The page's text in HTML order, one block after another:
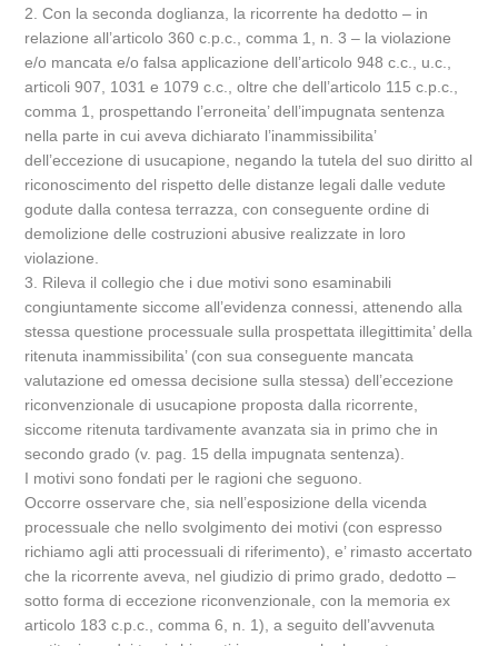
2. Con la seconda doglianza, la ricorrente ha dedotto – in
relazione all’articolo 360 c.p.c., comma 1, n. 3 – la violazione
e/o mancata e/o falsa applicazione dell’articolo 948 c.c., u.c.,
articoli 907, 1031 e 1079 c.c., oltre che dell’articolo 115 c.p.c.,
comma 1, prospettando l’erroneita’ dell’impugnata sentenza
nella parte in cui aveva dichiarato l’inammissibilita’
dell’eccezione di usucapione, negando la tutela del suo diritto al
riconoscimento del rispetto delle distanze legali dalle vedute
godute dalla contesa terrazza, con conseguente ordine di
demolizione delle costruzioni abusive realizzate in loro
violazione.
3. Rileva il collegio che i due motivi sono esaminabili
congiuntamente siccome all’evidenza connessi, attenendo alla
stessa questione processuale sulla prospettata illegittimita’ della
ritenuta inammissibilita’ (con sua conseguente mancata
valutazione ed omessa decisione sulla stessa) dell’eccezione
riconvenzionale di usucapione proposta dalla ricorrente,
siccome ritenuta tardivamente avanzata sia in primo che in
secondo grado (v. pag. 15 della impugnata sentenza).
I motivi sono fondati per le ragioni che seguono.
Occorre osservare che, sia nell’esposizione della vicenda
processuale che nello svolgimento dei motivi (con espresso
richiamo agli atti processuali di riferimento), e’ rimasto accertato
che la ricorrente aveva, nel giudizio di primo grado, dedotto –
sotto forma di eccezione riconvenzionale, con la memoria ex
articolo 183 c.p.c., comma 6, n. 1), a seguito dell’avvenuta